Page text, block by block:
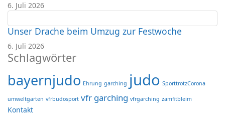
6. Juli 2026
Unser Drache beim Umzug zur Festwoche
6. Juli 2026
Schlagwörter
bayernjudo Ehrung garching judo SporttrotzCorona
umweltgarten vfrbudosport vfr garching vfrgarching zamfitbleim
Kontakt